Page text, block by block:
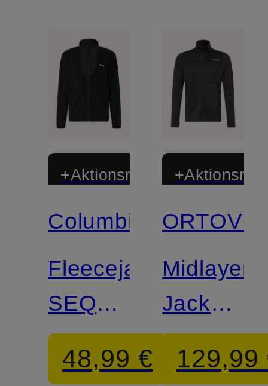
+Aktionsrabatt
Columbia
Fleecejacke
SEQUOIA
GROVE™
48,99 €
Midlayer-
Jacke
FLEECE
LIGHT
129,99